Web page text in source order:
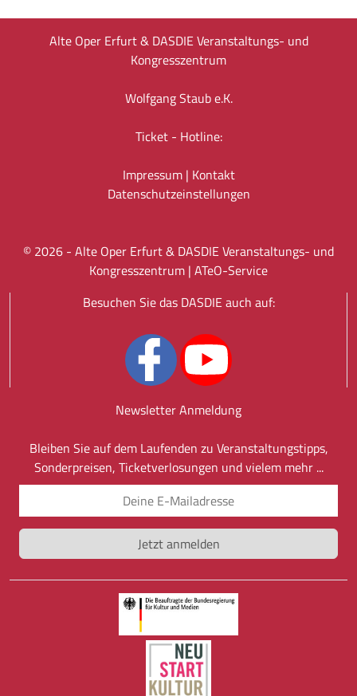
Alte Oper Erfurt & DASDIE Veranstaltungs- und
Kongresszentrum
Wolfgang Staub e.K.
Ticket - Hotline:
Impressum| Kontakt
Datenschutz­einstellungen
© 2026 - Alte Oper Erfurt & DASDIE Veranstaltungs- und
Kongresszentrum | ATeO-Service
Besuchen Sie das DASDIE auch auf:
Newsletter Anmeldung
Bleiben Sie auf dem Laufenden zu Veranstaltungstipps,
Sonderpreisen, Ticketverlosungen und vielem mehr ...